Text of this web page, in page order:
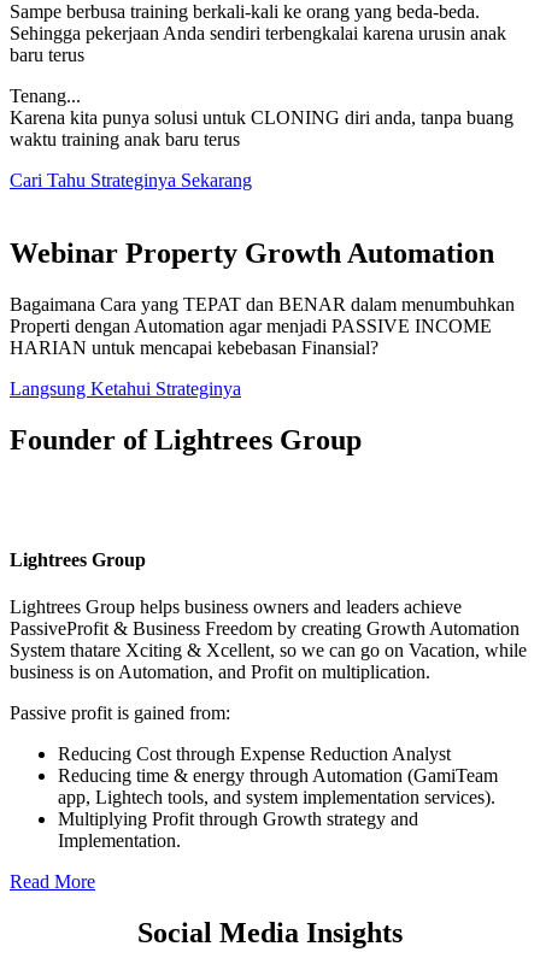
Sampe berbusa training berkali-kali ke orang yang beda-beda.
Sehingga pekerjaan Anda sendiri terbengkalai karena urusin anak
baru terus
Tenang...
Karena kita punya solusi untuk CLONING diri anda, tanpa buang
waktu training anak baru terus
Cari Tahu Strateginya Sekarang
Webinar Property Growth Automation
Bagaimana Cara yang TEPAT dan BENAR dalam menumbuhkan
Properti dengan Automation agar menjadi PASSIVE INCOME
HARIAN untuk mencapai kebebasan Finansial?
Langsung Ketahui Strateginya
Founder of Lightrees Group
Lightrees Group
Lightrees Group helps business owners and leaders achieve
PassiveProfit & Business Freedom by creating Growth Automation
System thatare Xciting & Xcellent, so we can go on Vacation, while
business is on Automation, and Profit on multiplication.
Passive profit is gained from:
Reducing Cost through Expense Reduction Analyst
Reducing time & energy through Automation (GamiTeam
app, Lightech tools, and system implementation services).
Multiplying Profit through Growth strategy and
Implementation.
Read More
Social Media Insights